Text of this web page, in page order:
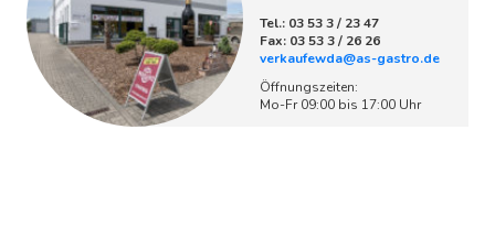
Tel.: 03 53 3 / 23 47
Fax: 03 53 3 / 26 26
verkaufewda@as-gastro.de
Öffnungszeiten:
Mo-Fr 09:00 bis 17:00 Uhr